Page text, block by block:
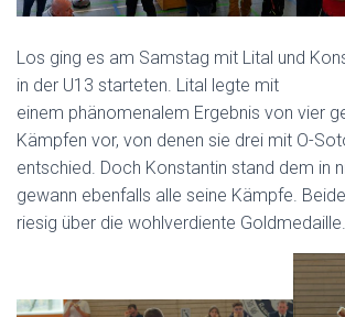
Los ging es am Samstag mit Lital und
in der U13 starteten. Lital legte mit
einem phänomenalem Ergebnis von vier
Kämpfen vor, von denen sie drei mit O-
entschied. Doch Konstantin stand dem in
gewann ebenfalls alle seine Kämpfe.
riesig über die wohlverdiente Goldmedaille.